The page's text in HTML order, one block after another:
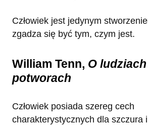
Człowiek jest jedynym
zgadza się być tym, czym jest.
William Tenn, O
potworach
Człowiek posiada szereg cech
charakterystycznych dla szczura